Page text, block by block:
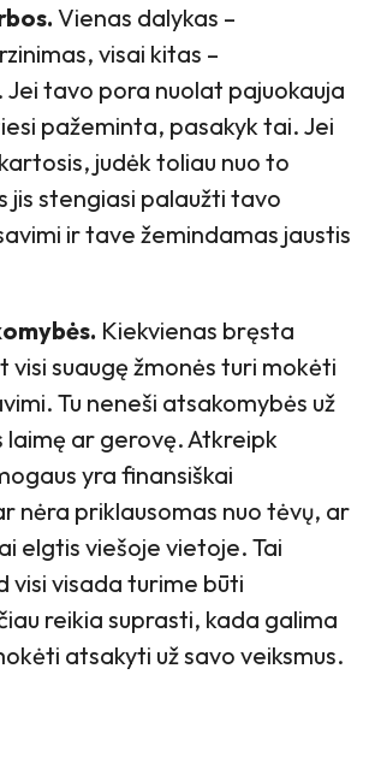
Vienas dalykas –
visai kitas –
Jei tavo pora nuolat pajuokauja
pažeminta, pasakyk tai. Jei
judėk toliau nuo to
jis stengiasi palaužti tavo
ir tave žemindamas jaustis
Kiekvienas bręsta
suaugę žmonės turi mokėti
Tu neneši atsakomybės už
laimę ar gerovę. Atkreipk
yra finansiškai
nėra priklausomas nuo tėvų, ar
elgtis viešoje vietoje. Tai
visi visada turime būti
reikia suprasti, kada galima
atsakyti už savo veiksmus.